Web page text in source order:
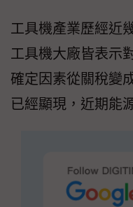
工具機產業歷經近
工具機大廠皆表示
確定因素從關稅變
已經顯現，近期能